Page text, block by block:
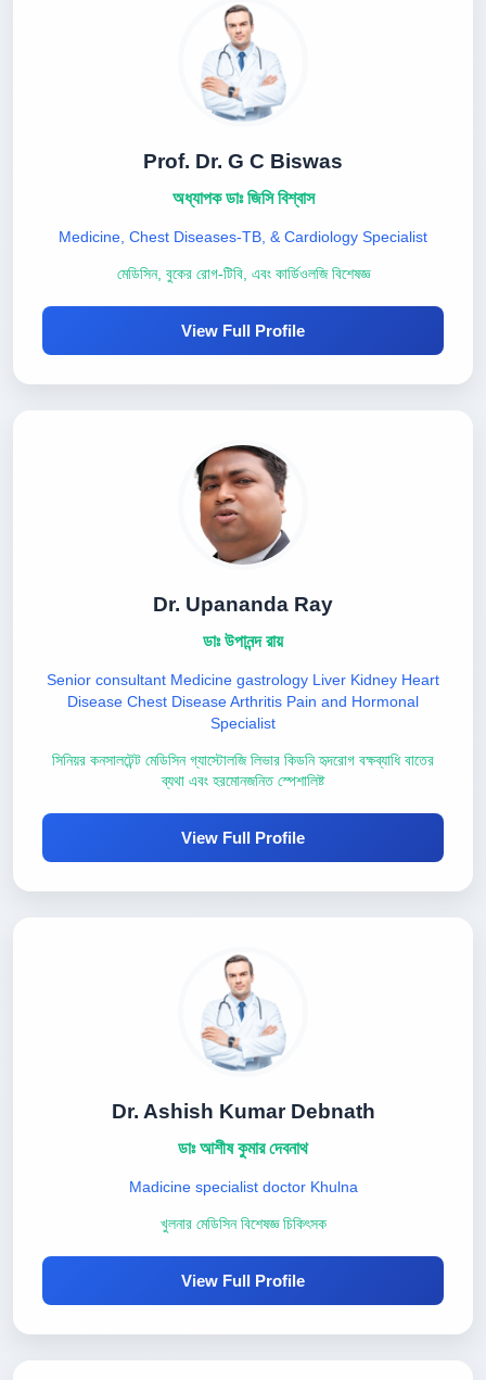
Prof. Dr. G C Biswas
অধ্যাপক ডাঃ জিসি বিশ্বাস
Medicine, Chest Diseases-TB, & Cardiology Specialist
মেডিসিন, বুকের রোগ-টিবি, এবং কার্ডিওলজি বিশেষজ্ঞ
View Full Profile
Dr. Upananda Ray
ডাঃ উপানন্দ রায়
Senior consultant Medicine gastrology Liver Kidney Heart
Disease Chest Disease Arthritis Pain and Hormonal
Specialist
সিনিয়র কনসালটেন্ট মেডিসিন গ্যাস্টোলজি লিভার কিডনি হৃদরোগ বক্ষব্যাধি বাতের
ব্যথা এবং হরমোনজনিত স্পেশালিষ্ট
View Full Profile
Dr. Ashish Kumar Debnath
ডাঃ আশীষ কুমার দেবনাথ
Madicine specialist doctor Khulna
খুলনার মেডিসিন বিশেষজ্ঞ চিকিৎসক
View Full Profile